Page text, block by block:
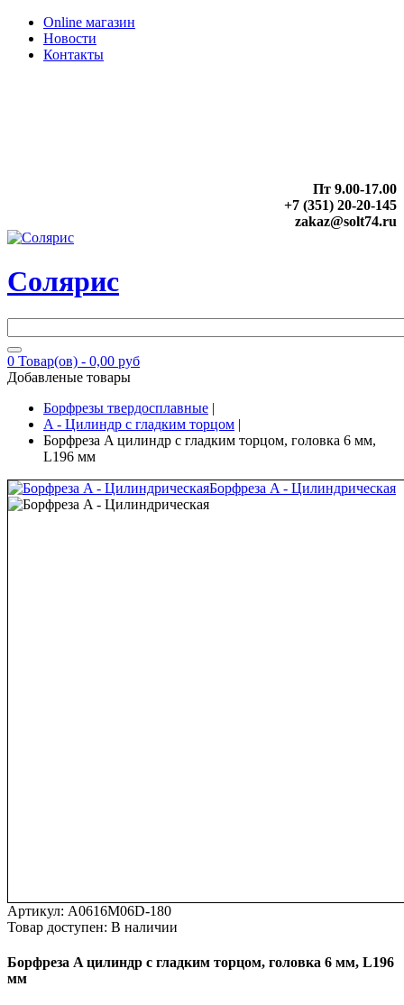
Online магазин
Новости
Контакты
Пт 9.00-17.00
+7 (351) 20-20-145
zakaz@solt74.ru
Солярис
0 Товар(ов) - 0,00 руб
Добавленые товары
Борфрезы твердосплавные |
A - Цилиндр с гладким торцом |
Борфреза A цилиндр с гладким торцом, головка 6 мм,
L196 мм
Борфреза A - Цилиндрическая
Артикул: A0616M06D-180
Товар доступен: В наличии
Борфреза A цилиндр с гладким торцом, головка 6 мм, L196
мм